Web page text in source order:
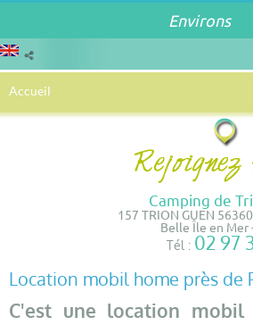
Environs
Accueil
Camping de
157 TRION GUEN
Belle Île en Mer
Tél : 02 97
Location mobil home près de
C'est une location